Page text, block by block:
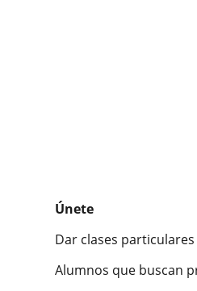
Únete
Dar clases particulares
Alumnos que buscan